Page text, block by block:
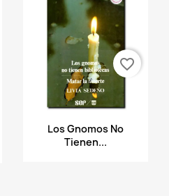
Vista rápida
Los Gnomos No
Tienen...
favorite_border